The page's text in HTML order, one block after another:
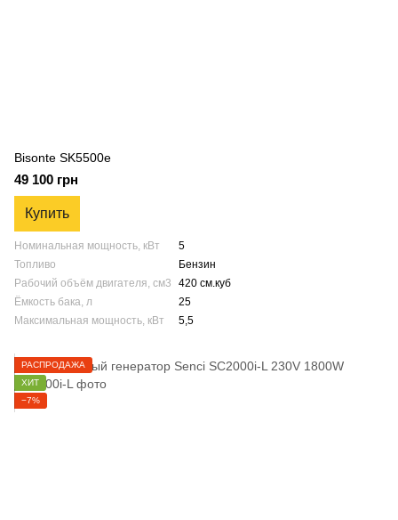
Bisonte SK5500e
49 100 грн
Купить
Номинальная мощность, кВт
5
Топливо
Бензин
Рабочий объём двигателя, см3
420 см.куб
Ёмкость бака, л
25
Максимальная мощность, кВт
5,5
РАСПРОДАЖА
ХИТ
−7%